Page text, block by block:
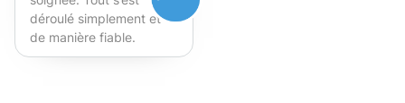
déroulé simplement et
de manière fiable.
Fortement recommandé !